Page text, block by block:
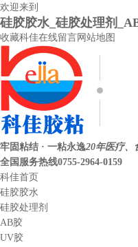
欢迎来到
硅胶胶水_硅胶处理剂
收藏科佳在线留言网站地图
牢固粘结 · 一粘永逸20年医疗、
全国服务热线0755-2964-0159
科佳首页
硅胶胶水
硅胶处理剂
AB胶
UV胶